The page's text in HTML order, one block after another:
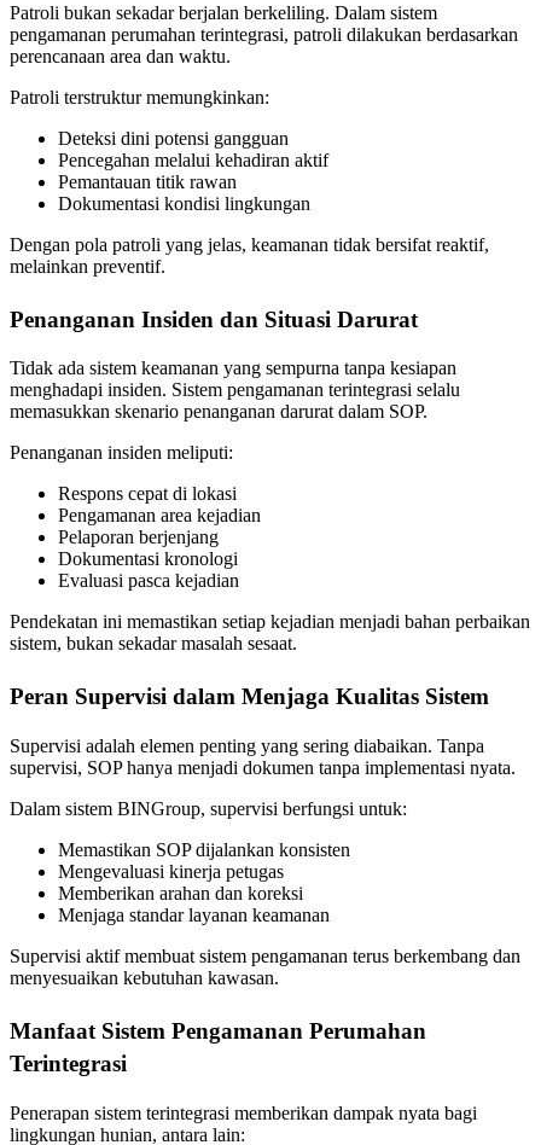
Patroli bukan sekadar berjalan berkeliling. Dalam sistem
pengamanan perumahan terintegrasi, patroli dilakukan berdasarkan
perencanaan area dan waktu.
Patroli terstruktur memungkinkan:
Deteksi dini potensi gangguan
Pencegahan melalui kehadiran aktif
Pemantauan titik rawan
Dokumentasi kondisi lingkungan
Dengan pola patroli yang jelas, keamanan tidak bersifat reaktif,
melainkan preventif.
Penanganan Insiden dan Situasi Darurat
Tidak ada sistem keamanan yang sempurna tanpa kesiapan
menghadapi insiden. Sistem pengamanan terintegrasi selalu
memasukkan skenario penanganan darurat dalam SOP.
Penanganan insiden meliputi:
Respons cepat di lokasi
Pengamanan area kejadian
Pelaporan berjenjang
Dokumentasi kronologi
Evaluasi pasca kejadian
Pendekatan ini memastikan setiap kejadian menjadi bahan perbaikan
sistem, bukan sekadar masalah sesaat.
Peran Supervisi dalam Menjaga Kualitas Sistem
Supervisi adalah elemen penting yang sering diabaikan. Tanpa
supervisi, SOP hanya menjadi dokumen tanpa implementasi nyata.
Dalam sistem BINGroup, supervisi berfungsi untuk:
Memastikan SOP dijalankan konsisten
Mengevaluasi kinerja petugas
Memberikan arahan dan koreksi
Menjaga standar layanan keamanan
Supervisi aktif membuat sistem pengamanan terus berkembang dan
menyesuaikan kebutuhan kawasan.
Manfaat Sistem Pengamanan Perumahan
Terintegrasi
Penerapan sistem terintegrasi memberikan dampak nyata bagi
lingkungan hunian, antara lain: